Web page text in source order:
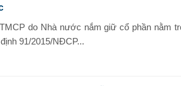
do Nhà nước nắm giữ cổ phần nằm
91/2015/NĐCP...